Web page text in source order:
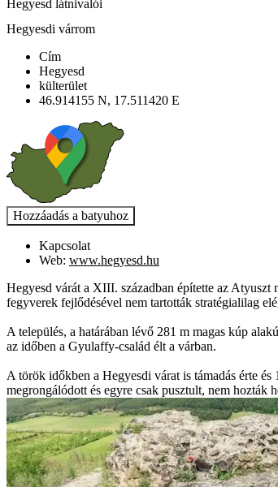
Hegyesd látnivalói
Hegyesdi várrom
Cím
Hegyesd
külterület
46.914155 N, 17.511420 E
Kapcsolat
Web: www.hegyesd.hu
Hegyesd várát a XIII. században építette az
fegyverek fejlődésével nem tartották stratégialilag
A település, a határában lévő 281 m magas kúp
az időben a Gyulaffy-család élt a várban.
A török időkben a Hegyesdi várat is támadás érte
megrongálódott és egyre csak pusztult, nem hozták